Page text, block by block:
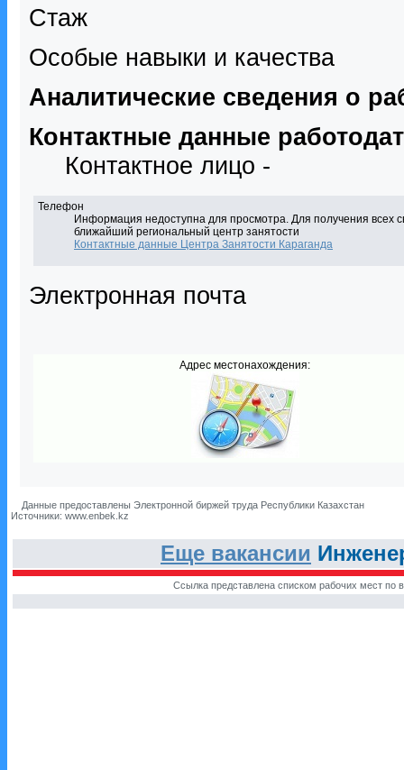
Стаж
Особые навыки и качества
Аналитические сведения о
Контактные данные
Контактное лицо -
Телефон
Информация недоступна для просмотра. Для получения всех
ближайший региональный центр занятости
Контактные данные Центра Занятости Караганда
Электронная почта
Адрес местонахождения:
Данные предоставлены Электронной биржей труда Республики Казахстан
Источники: www.enbek.kz
Еще вакансии
Ссылка представлена списком рабочих мест по